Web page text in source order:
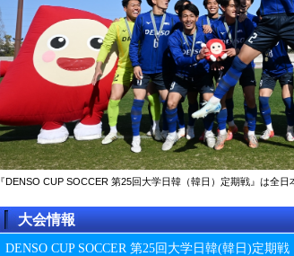
『DENSO CUP SOCCER 第25回大学日韓（韓日）定期戦』は全日
大会情報
DENSO CUP SOCCER 第25回大学日韓(韓日)定期戦